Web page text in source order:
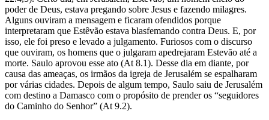
poder de Deus, estava pregando sobre Jesus e fazendo milagres.
Alguns ouviram a mensagem e ficaram ofendidos porque
interpretaram que Estêvão estava blasfemando contra Deus. E, por
isso, ele foi preso e levado a julgamento. Furiosos com o discurso
que ouviram, os homens que o julgaram apedrejaram Estevão até a
morte. Saulo aprovou esse ato (At 8.1). Desse dia em diante, por
causa das ameaças, os irmãos da igreja de Jerusalém se espalharam
por várias cidades. Depois de algum tempo, Saulo saiu de Jerusalém
com destino a Damasco com o propósito de prender os “seguidores
do Caminho do Senhor” (At 9.2).